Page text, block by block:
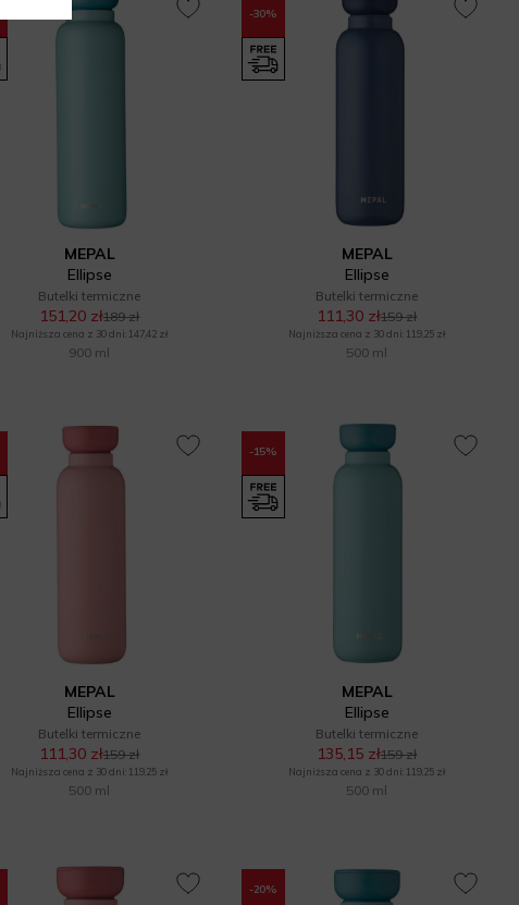
MEPAL
Ellipse
Butelki termiczne
151,20 zł189 zł
Najniższa cena z 30 dni: 147,42 zł
900 ml
-30%
MEPAL
Ellipse
Butelki termiczne
111,30 zł159 zł
Najniższa cena z 30 dni: 119,25 zł
500 ml
MEPAL
Ellipse
Butelki termiczne
111,30 zł159 zł
Najniższa cena z 30 dni: 119,25 zł
500 ml
-15%
MEPAL
Ellipse
Butelki termiczne
135,15 zł159 zł
Najniższa cena z 30 dni: 119,25 zł
500 ml
-20%